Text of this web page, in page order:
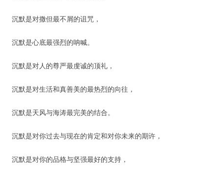
沉默是对撒但最不屑的诅咒，
沉默是心底最强烈的呐喊。
沉默是对人的尊严最虔诚的顶礼，
沉默是对生活和真善美的最热烈的向往，
沉默是天风与海涛最完美的结合。
沉默是对你过去与现在的肯定和对你未来的期许，
沉默是对你的品格与坚强最好的支持，